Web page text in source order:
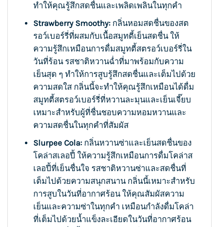
ทำให้คุณรู้สึกสดชื่นและเพลิดเพลินในทุกคำ
Strawberry Smoothy:กลิ่นหอมสดชื่นของสต
รอว์เบอร์รี่ที่ผสมกับเนื้อสมูทตี้เย็นสดชื่น ให้
ความรู้สึกเหมือนการดื่มสมูทตี้สตรอว์เบอร์รี่ใน
วันที่ร้อน รสชาติหวานฉ่ำที่มาพร้อมกับความ
เย็นสุด ๆ ทำให้การสูบรู้สึกสดชื่นและเต็มไปด้วย
ความสดใส กลิ่นนี้จะทำให้คุณรู้สึกเหมือนได้ดื่ม
สมูทตี้สตรอว์เบอร์รี่ที่หวานละมุนและเย็นเจี๊ยบ
เหมาะสำหรับผู้ที่ชื่นชอบความหอมหวานและ
ความสดชื่นในทุกคำที่สัมผัส
Slurpee Cola:กลิ่นหวานซ่าและเย็นสดชื่นของ
โคล่าสเลอปี้ ให้ความรู้สึกเหมือนการดื่มโคล่าส
เลอปี้ที่เย็นชื่นใจ รสชาติหวานซ่าและสดชื่นที่
เต็มไปด้วยความสนุกสนาน กลิ่นนี้เหมาะสำหรับ
การสูบในวันที่อากาศร้อน ให้คุณสัมผัสความ
เย็นและความซ่าในทุกคำ เหมือนกำลังดื่มโคล่า
ที่เต็มไปด้วยน้ำแข็งละเอียดในวันที่อากาศร้อน